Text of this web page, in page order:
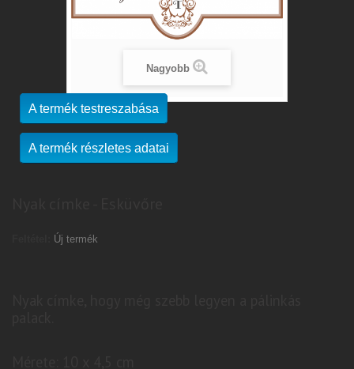
Nagyobb
A termék testreszabása
A termék részletes adatai
Új termék